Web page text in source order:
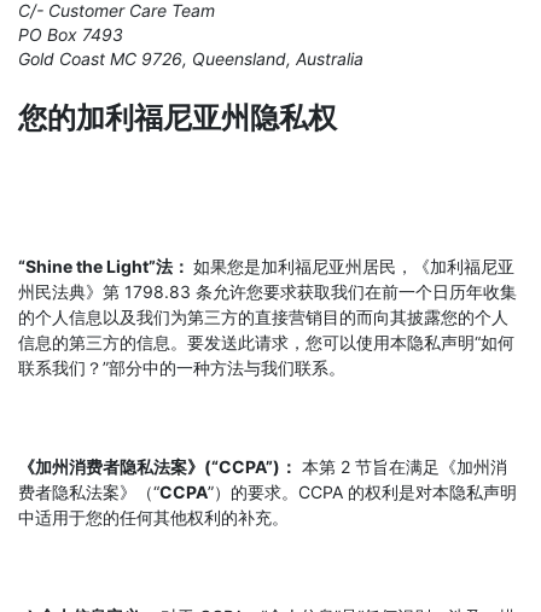
C/- Customer Care Team
PO Box 7493
Gold Coast MC 9726, Queensland, Australia
您的加利福尼亚州隐私权
“Shine the Light”法： 如果您是加利福尼亚州居民，《加利福尼亚
州民法典》第 1798.83 条允许您要求获取我们在前一个日历年收集
的个人信息以及我们为第三方的直接营销目的而向其披露您的个人
信息的第三方的信息。要发送此请求，您可以使用本隐私声明“如何
联系我们？”部分中的一种方法与我们联系。
《加州消费者隐私法案》(“CCPA”)： 本第 2 节旨在满足《加州消
费者隐私法案》（“CCPA”）的要求。CCPA 的权利是对本隐私声明
中适用于您的任何其他权利的补充。